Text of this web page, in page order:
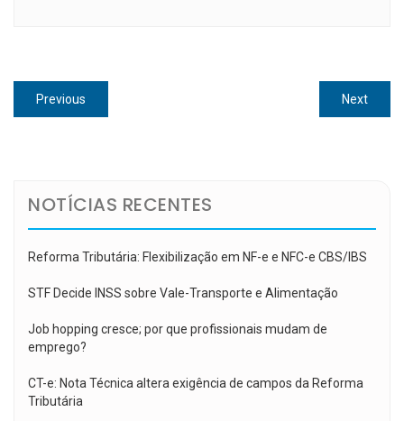
Navegação
de
Previous
post:
NextNext
post:
NOTÍCIAS RECENTES
Reforma Tributária: Flexibilização em NF-e e NFC-e CBS/IBS
STF Decide INSS sobre Vale-Transporte e Alimentação
Job hopping cresce; por que profissionais mudam de
emprego?
CT-e: Nota Técnica altera exigência de campos da Reforma
Tributária